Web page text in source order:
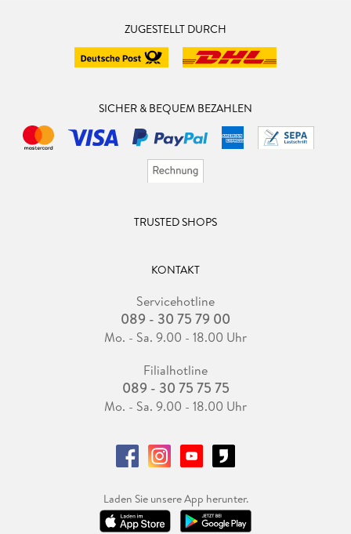
ZUGESTELLT DURCH
SICHER & BEQUEM BEZAHLEN
TRUSTED SHOPS
KONTAKT
Servicehotline
089 - 30 75 79 00
Mo. - Sa. 9.00 - 18.00 Uhr
Filialhotline
089 - 30 75 75 75
Mo. - Sa. 9.00 - 18.00 Uhr
Laden Sie unsere App herunter.